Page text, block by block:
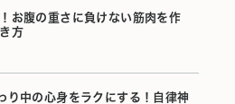
お腹の重さに負けない筋肉を作
方
り中の心身をラクにする！自律神